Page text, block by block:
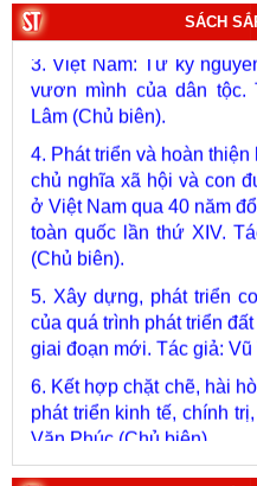
SÁCH
3. Việt Nam: Từ kỷ
vươn mình của dân tộc.
Lâm (Chủ biên).
4. Phát triển và hoàn thiện
chủ nghĩa xã hội và con
ở Việt Nam qua 40 năm
toàn quốc lần thứ XIV.
(Chủ biên).
5. Xây dựng, phát triển
của quá trình phát triển
giai đoạn mới. Tác giả:
6. Kết hợp chặt chẽ, hài
phát triển kinh tế, chính
Văn Phúc (Chủ biên).
7. Chủ quyền của Việt
giai đoạn 1884 - 1975: